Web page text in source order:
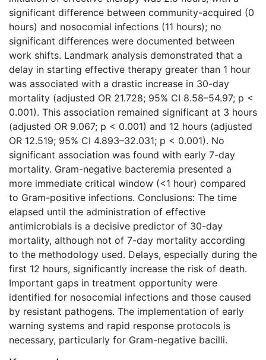
significant difference between community-acquired (0
hours) and nosocomial infections (11 hours); no
significant differences were documented between
work shifts. Landmark analysis demonstrated that a
delay in starting effective therapy greater than 1 hour
was associated with a drastic increase in 30-day
mortality (adjusted OR 21.728; 95% CI 8.58–54.97; p <
0.001). This association remained significant at 3 hours
(adjusted OR 9.067; p < 0.001) and 12 hours (adjusted
OR 12.519; 95% CI 4.893–32.031; p < 0.001). No
significant association was found with early 7-day
mortality. Gram-negative bacteremia presented a
more immediate critical window (<1 hour) compared
to Gram-positive infections. Conclusions: The time
elapsed until the administration of effective
antimicrobials is a decisive predictor of 30-day
mortality, although not of 7-day mortality according
to the methodology used. Delays, especially during the
first 12 hours, significantly increase the risk of death.
Important gaps in treatment opportunity were
identified for nosocomial infections and those caused
by resistant pathogens. The implementation of early
warning systems and rapid response protocols is
necessary, particularly for Gram-negative bacilli.